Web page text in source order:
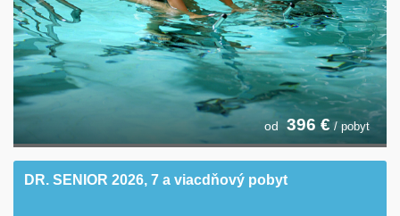
od 396 € / pobyt
DR. SENIOR 2026, 7 a viacdňový pobyt